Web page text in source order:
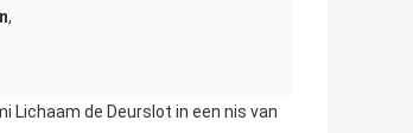
,
Lichaam de Deurslot in een nis van